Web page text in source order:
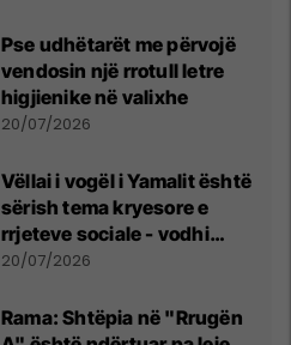
Pse udhëtarët me përvojë
vendosin një rrotull letre
higjienike në valixhe
20/07/2026
Vëllai i vogël i Yamalit është
sërish tema kryesore e
rrjeteve sociale - vodhi
vëmendjen pas finales së
20/07/2026
Rama: Shtëpia në "Rrugën